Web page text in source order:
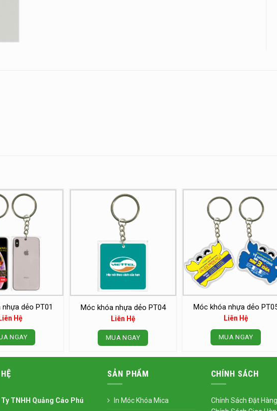
dẻo PT01
Hệ
NGAY
Móc khóa nhựa dẻo PT04
Liên Hệ
MUA NGAY
Móc khóa nhựa dẻo
Liên Hệ
MUA NGAY
TNHH Quảng Cáo Phú
SẢN PHẨM
In Móc Khóa Mica
CHÍNH SÁCH
Chính Sách Đặt Hàng